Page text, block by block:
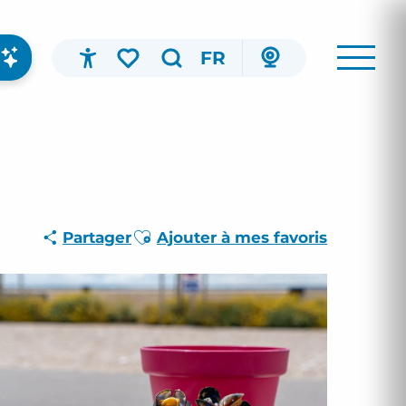
FR
PartagerAjouter aux favoris
Ajouter à mes favoris